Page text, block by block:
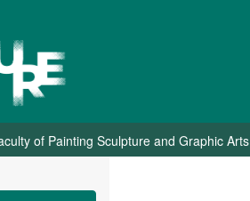
of Painting Sculpture and Graphic Arts